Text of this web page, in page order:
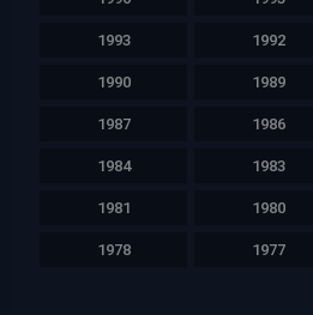
1993 1992
1990 1989
1987 1986
1984 1983
1981 1980
1978 1977